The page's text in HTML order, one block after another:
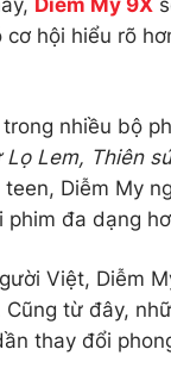
Diễm My 9X
hội hiểu rõ
nhiều bộ
Lem, Thiên
Diễm My
đa dạng
Việt, Diễm
từ đây,
thay đổi